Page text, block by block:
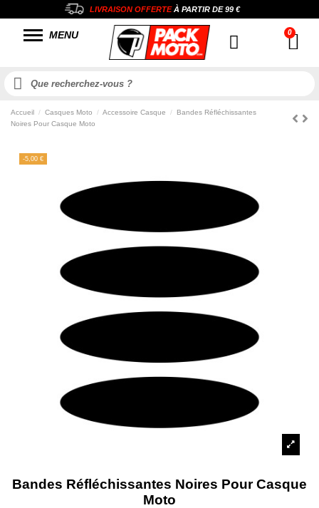
LIVRAISON OFFERTEÀ PARTIR DE99 €
MENU
Accueil Casques Moto Accessoire Casque
Bandes Réfléchissantes
Noires Pour Casque Moto
-5,00 €
Bandes Réfléchissantes Noires Pour Casque
Moto